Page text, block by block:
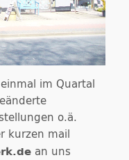
im Quartal
o.ä.
kurzen mail
an uns